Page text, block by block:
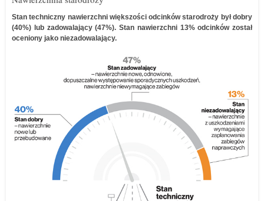
Stan techniczny nawierzchni większości odcinków starodroży był dobry
(40%) lub zadowalający (47%). Stan nawierzchni 13% odcinków został
oceniony jako niezadowalający.